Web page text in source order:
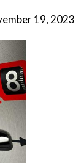
19, 2023